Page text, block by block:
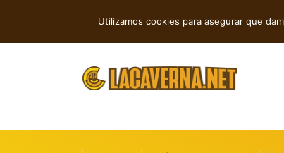
Utilizamos cookies para asegurar que